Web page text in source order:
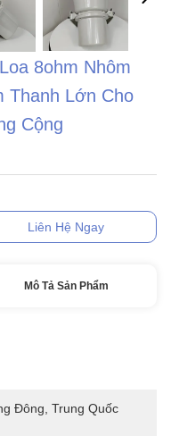
8ohm Nhôm
Thanh Lớn Cho
Cộng
Liên Hệ Ngay
Mô Tả Sản Phẩm
Đông, Trung Quốc